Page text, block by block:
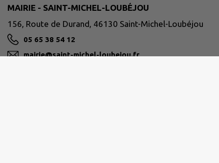
MAIRIE - SAINT-MICHEL-LOUBÉJOU
156, Route de Durand, 46130 Saint-Michel-Loubéjou
05 65 38 54 12
mairie@saint-michel-loubejou.fr